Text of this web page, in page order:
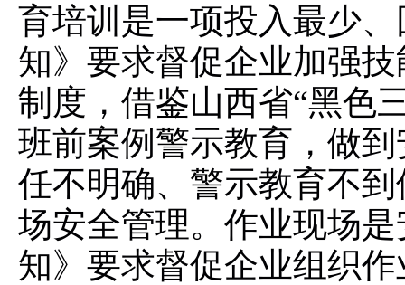
育培训是一项投入最少
知》要求督促企业加强
制度，借鉴山西省“黑色
班前案例警示教育，做
任不明确、警示教育不
场安全管理。作业现场
知》要求督促企业组织